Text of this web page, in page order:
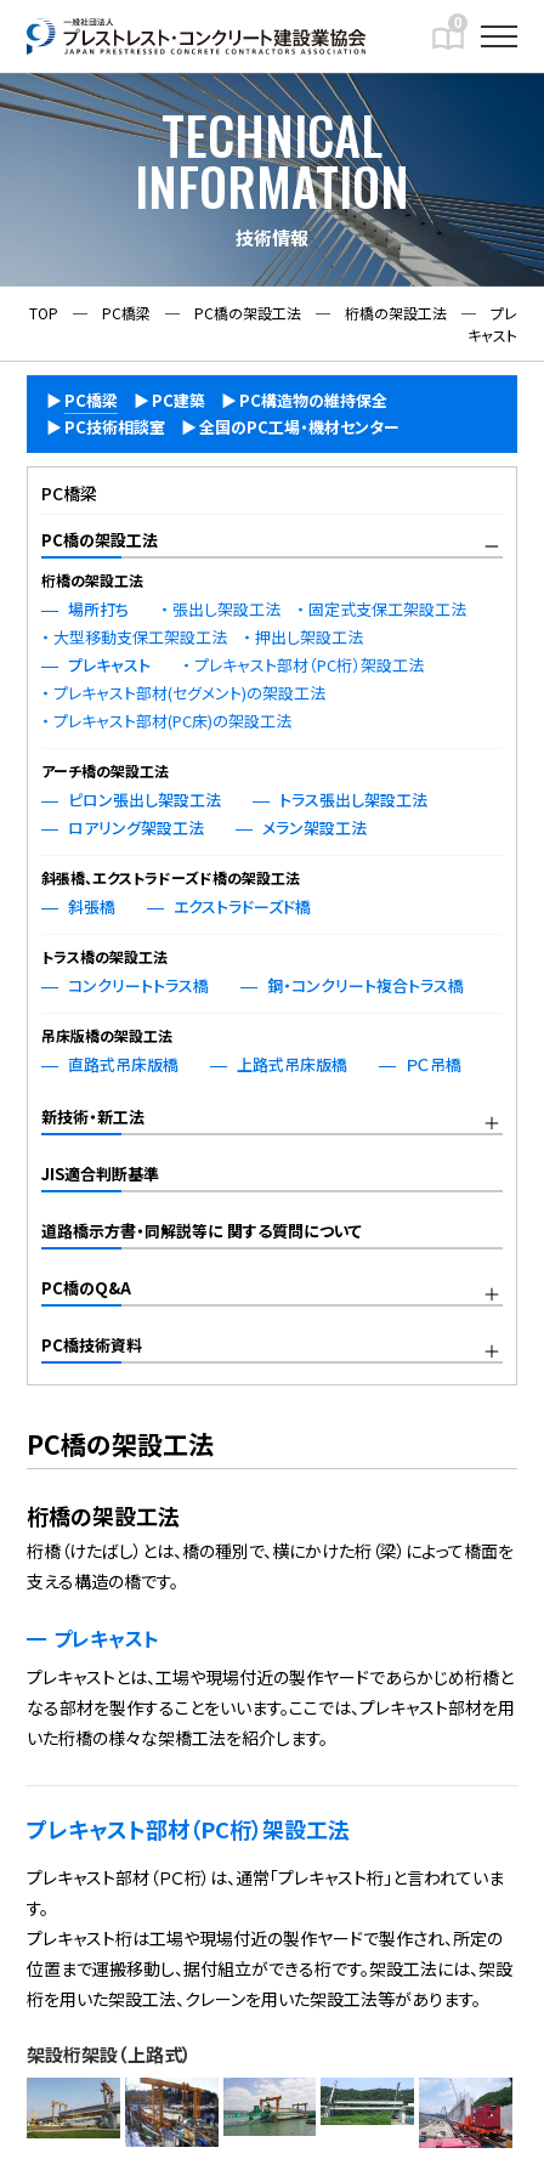
0
TECHNICAL
INFORMATION
技術情報
TOP ─ PC橋梁 ─ PC橋の架設工法 ─ 桁橋の架設工法 ─ プレ
キャスト
PC橋梁 PC建築
PC構造物の維持保全
PC技術相談室
全国のPC工場・機材センター
PC橋梁
PC橋の架設工法
桁橋の架設工法
場所打ち 張出し架設工法
固定式支保工架設工法
大型移動支保工架設工法
押出し架設工法
プレキャスト
プレキャスト部材（PC桁）架設工法
プレキャスト部材(セグメント)の架設工法
プレキャスト部材(PC床)の架設工法
アーチ橋の架設工法
ピロン張出し架設工法
トラス張出し架設工法
ロアリング架設工法
メラン架設工法
斜張橋、エクストラドーズド橋の架設工法
斜張橋 エクストラドーズド橋
トラス橋の架設工法
コンクリートトラス橋 鋼・コンクリート複合トラス橋
吊床版橋の架設工法
直路式吊床版橋 上路式吊床版橋 ＰＣ吊橋
新技術・新工法
JIS適合判断基準
道路橋示方書・同解説等に 関する質問について
PC橋のQ&A
PC橋技術資料
PC橋の架設工法
桁橋の架設工法
桁橋（けたばし）とは、橋の種別で、横にかけた桁（梁）によって橋面を
支える構造の橋です。
プレキャスト
プレキャストとは、工場や現場付近の製作ヤードであらかじめ桁橋と
なる部材を製作することをいいます。ここでは、プレキャスト部材を用
いた桁橋の様々な架橋工法を紹介します。
プレキャスト部材（PC桁）架設工法
プレキャスト部材（ＰＣ桁）は、通常「プレキャスト桁」と言われていま
す。
プレキャスト桁は工場や現場付近の製作ヤードで製作され、所定の
位置まで運搬移動し、据付組立ができる桁です。架設工法には、架設
桁を用いた架設工法、クレーンを用いた架設工法等があります。
架設桁架設（上路式）